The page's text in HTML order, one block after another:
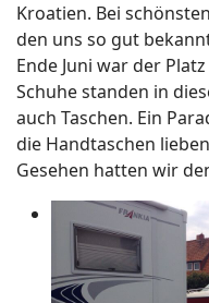
Kroatien. Bei
den uns so gut
Ende Juni war der
Schuhe standen in
auch Taschen. Ein
die Handtaschen
Gesehen hatten wir